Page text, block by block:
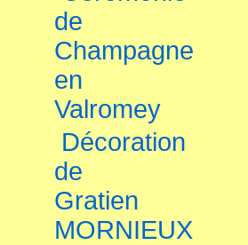
de
Champagne
en
Valromey
Décoration
de
Gratien
MORNIEUX